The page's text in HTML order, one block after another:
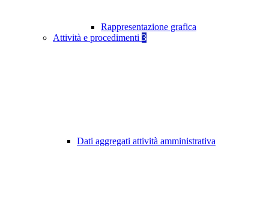
Rappresentazione grafica
Attività e procedimenti 3
Dati aggregati attività amministrativa